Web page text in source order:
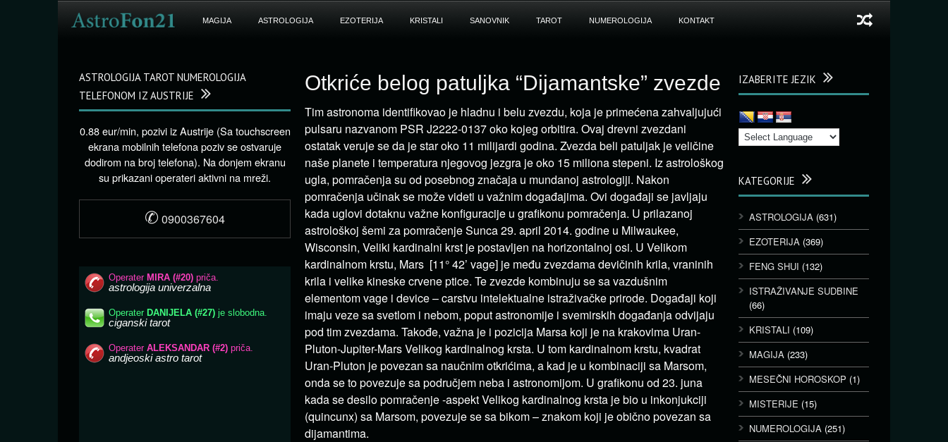
MAGIJA ASTROLOGIJA EZOTERIJA KRISTALI SANOVNIK TAROT NUMEROLOGIJA KONTAKT
Otkriće belog patuljka “Dijamantske” zvezde
Tim astronoma identifikovao je hladnu i belu zvezdu, koja je primećena zahvaljujući
pulsaru nazvanom PSR J2222-0137 oko kojeg orbitira. Ovaj drevni zvezdani
ostatak veruje se da je star oko 11 milijardi godina. Zvezda beli patuljak je veličine
naše planete i temperatura njegovog jezgra je oko 15 miliona stepeni. Iz astrološkog
ugla, pomračenja su od posebnog značaja u mundanoj astrologiji. Nakon
pomračenja učinak se može videti u važnim događajima. Ovi događaji se javljaju
kada uglovi dotaknu važne konfiguracije u grafikonu pomračenja. U prilazanoj
astrološkoj šemi za pomračenje Sunca 29. april 2014. godine u Milwaukee,
Wisconsin, Veliki kardinalni krst je postavljen na horizontalnoj osi. U Velikom
kardinalnom krstu, Mars [11° 42’ vage] je među zvezdama devičinih krila, vraninih
krila i velike kineske crvene ptice. Te zvezde kombinuju se sa vazdušnim
elementom vage i device – carstvu intelektualne istraživačke prirode. Događaji koji
imaju veze sa svetlom i nebom, poput astronomije i svemirskih događanja odvijaju
pod tim zvezdama. Takođe, važna je i pozicija Marsa koji je na krakovima Uran-
Pluton-Jupiter-Mars Velikog kardinalnog krsta. U tom kardinalnom krstu, kvadrat
Uran-Pluton je povezan sa naučnim otkrićima, a kad je u kombinaciji sa Marsom,
onda se to povezuje sa područjem neba i astronomijom. U grafikonu od 23. juna
kada se desilo pomračenje -aspekt Velikog kardinalnog krsta je bio u inkonjukciji
(quincunx) sa Marsom, povezuje se sa bikom – znakom koji je obično povezan sa
dijamantima.
IZABERITE JEZIK
KATEGORIJE
ASTROLOGIJA (631)
EZOTERIJA (369)
FENG SHUI (132)
ISTRAŽIVANJE SUDBINE
(66)
KRISTALI (109)
MAGIJA (233)
MESEČNI HOROSKOP (1)
MISTERIJE (15)
NUMEROLOGIJA (251)
ASTROLOGIJA TAROT NUMEROLOGIJA
TELEFONOM IZ AUSTRIJE
0.88 eur/min, pozivi iz Austrije (Sa touchscreen
ekrana mobilnih telefona poziv se ostvaruje
dodirom na broj telefona). Na donjem ekranu
su prikazani operateri aktivni na mreži.
✆ 0900367604